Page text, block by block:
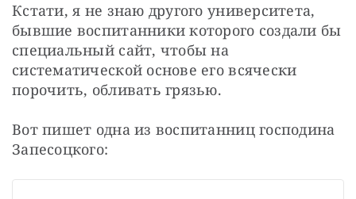
Кстати, я не знаю другого университета,
бывшие воспитанники которого создали бы
специальный сайт, чтобы на
систематической основе его всячески
порочить, обливать грязью.
Вот пишет одна из воспитанниц господина
Запесоцкого: